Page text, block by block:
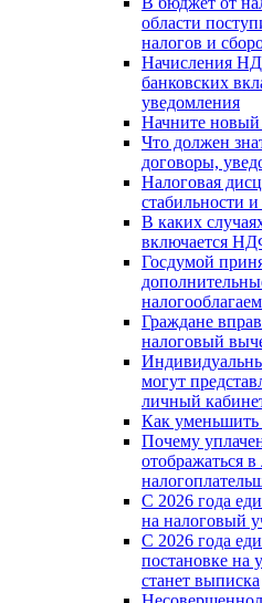
области
налогов и
Начисления
банковских
уведомления
Начните новый
Что должен
договоры,
Налоговая
стабильности
В каких
включается
Госдумой
Граждане
налоговый
могут
личный
Как
Почему
отображаться
С 2026 года
на налоговый
С 2026 года
постановке на
станет выписка